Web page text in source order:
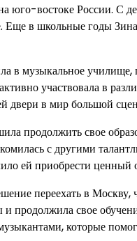
юго-востоке России. С
в школьные годы
в музыкальное училище,
участвовала в
двери в мир большой
продолжить свое
с другими
ей приобрести
переехать в
продолжила свое
которые